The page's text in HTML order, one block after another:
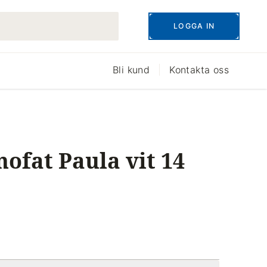
LOGGA IN
Bli kund Kontakta oss
Paula vit 14